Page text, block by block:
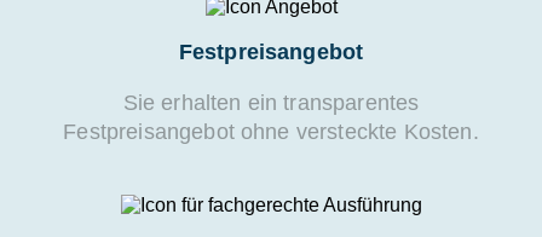
Festpreisangebot
Sie erhalten ein transparentes
Festpreisangebot ohne versteckte Kosten.